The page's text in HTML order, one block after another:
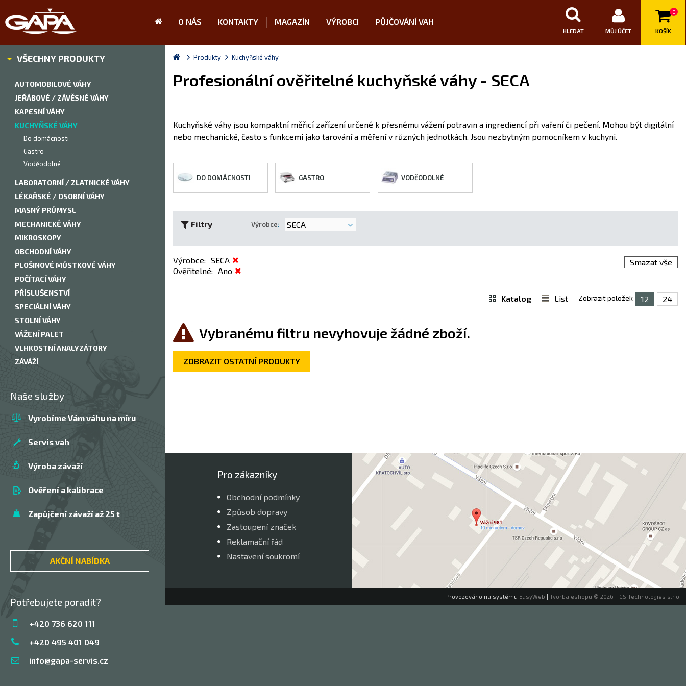
O NÁS KONTAKTY MAGAZÍN VÝROBCI PŮJČOVÁNÍ VAH
HLEDAT MŮJ ÚČET
0
KOŠÍK
VŠECHNY PRODUKTY
AUTOMOBILOVÉ VÁHY
JEŘÁBOVÉ / ZÁVĚSNÉ VÁHY
KAPESNÍ VÁHY
KUCHYŇSKÉ VÁHY
Do domácnosti
Gastro
Voděodolné
LABORATORNÍ / ZLATNICKÉ VÁHY
LÉKAŘSKÉ / OSOBNÍ VÁHY
MASNÝ PRŮMYSL
MECHANICKÉ VÁHY
MIKROSKOPY
OBCHODNÍ VÁHY
PLOŠINOVÉ MŮSTKOVÉ VÁHY
POČÍTACÍ VÁHY
PŘÍSLUŠENSTVÍ
SPECIÁLNÍ VÁHY
STOLNÍ VÁHY
VÁŽENÍ PALET
VLHKOSTNÍ ANALYZÁTORY
ZÁVÁŽÍ
Naše služby
Vyrobíme Vám váhu na míru
Servis vah
Výroba závaží
Ověření a kalibrace
Zapůjčení závaží až 25 t
AKČNÍ NABÍDKA
Potřebujete poradit?
+420 736 620 111
+420 495 401 049
info@gapa-servis.cz
Produkty Kuchyňské váhy
Profesionální ověřitelné kuchyňské váhy - SECA
Kuchyňské váhy jsou kompaktní měřicí zařízení určené k přesnému vážení potravin a ingrediencí při vaření či pečení. Mohou být digitální
nebo mechanické, často s funkcemi jako tarování a měření v různých jednotkách. Jsou nezbytným pomocníkem v kuchyni.
DO DOMÁCNOSTI GASTRO VODĚODOLNÉ
Filtry Výrobce: SECA
Výrobce: SECA
Ověřitelné: Ano
Smazat vše
Katalog List Zobrazit položek 12 24
Vybranému filtru nevyhovuje žádné zboží.
ZOBRAZIT OSTATNÍ PRODUKTY
Pro zákazníky
Obchodní podmínky
Způsob dopravy
Zastoupení značek
Reklamační řád
Nastavení soukromí
Provozováno na systému EasyWeb Tvorba eshopu © 2026 - CS Technologies s.r.o.